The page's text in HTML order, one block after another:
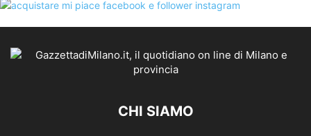
CHI SIAMO